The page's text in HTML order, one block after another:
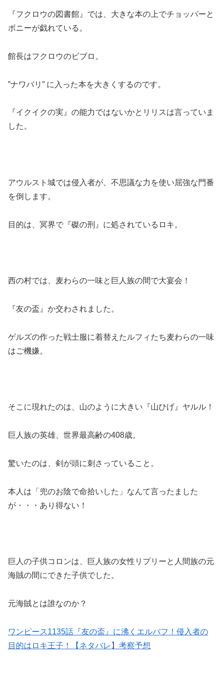
『フクロウの図書館』では、大きな本の上でチョッパーと
ボニーが戯れている。
館長はフクロウのビブロ。
”ナワバリ” に入った本を大きくするのです。
『イクイクの実』の能力ではないかとリリスは言っていま
した。
アウルスト城では侵入者が、不思議な力を使い屈強な門番
を倒します。
目的は、冥界で『磔の刑』に処されているロキ。
西の村では、麦わらの一味と巨人族の間で大宴会！
『友の盃』か交わされました。
ゲルズの作った戦士服に着替えたルフィたち麦わらの一味
はご機嫌。
そこに現れたのは、山のように大きい『山ひげ』ヤルル！
巨人族の英雄、世界最高齢の408歳。
驚いたのは、剣が頭に刺さっていること。
本人は「兜のお陰で命拾いした」なんて言ったました
が・・・あり得ない！
巨人の子供コロンは、巨人族の女性リプリーと人間族の元
海賊の間にできた子供でした。
元海賊とは誰なのか？
ワンピース1135話『友の盃』に沸くエルバフ！侵入者の
目的はロキ王子！【ネタバレ】考察予想